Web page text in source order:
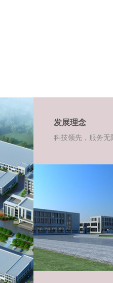
发展理念
科技领先，服务无